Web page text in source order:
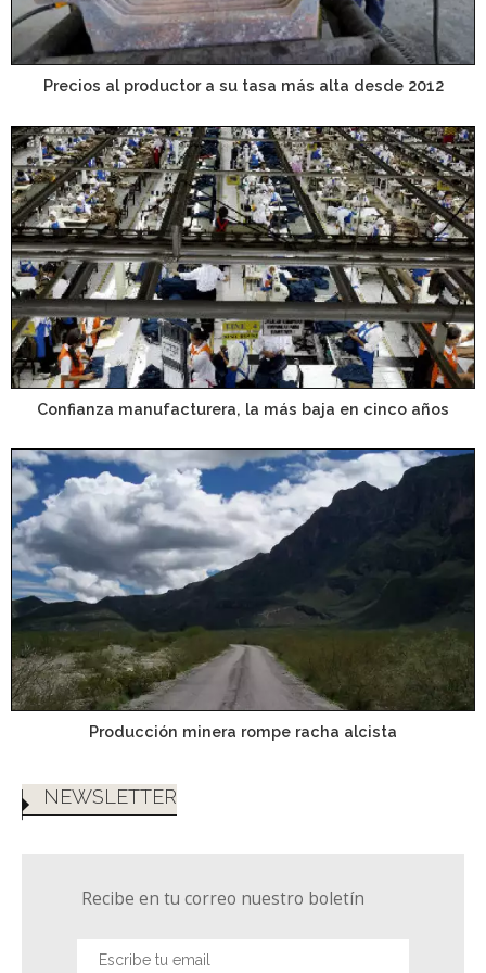
Precios al productor a su tasa más alta desde 2012
Confianza manufacturera, la más baja en cinco años
Producción minera rompe racha alcista
NEWSLETTER
Recibe en tu correo nuestro boletín